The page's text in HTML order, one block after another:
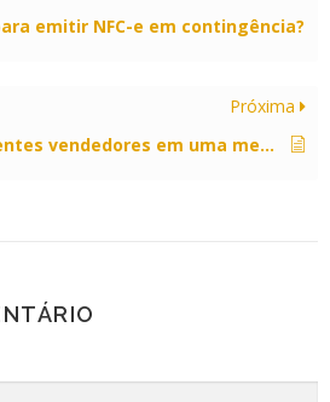
emitir NFC-e em contingência?
Próxima
Como vincular diferentes vendedores em uma mesma venda?